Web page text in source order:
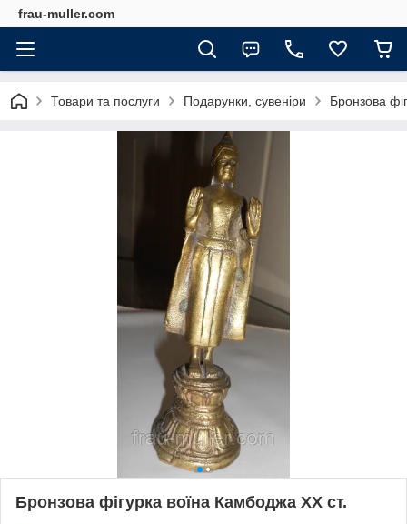
frau-muller.com
Товари та послуги Подарунки, сувеніри Бронзова
Бронзова фігурка воїна Камбоджа XX ст.